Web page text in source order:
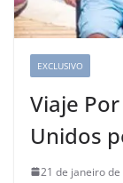
EXCLUSIVO
Viaje
Unidos
21 de janeiro de